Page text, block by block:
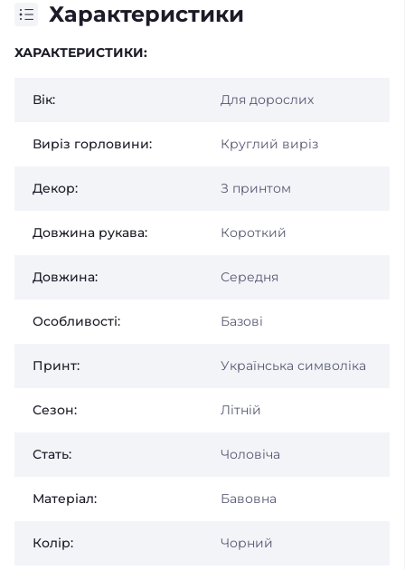
Характеристики
ХАРАКТЕРИСТИКИ:
Вік: Для дорослих
Виріз горловини: Круглий виріз
Декор: З принтом
Довжина рукава: Короткий
Довжина: Середня
Особливості: Базові
Принт: Українська символіка
Сезон: Літній
Стать: Чоловіча
Матеріал: Бавовна
Колір: Чорний